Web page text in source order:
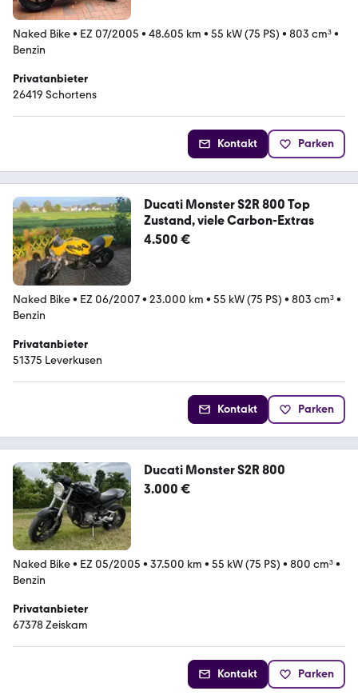
Naked Bike• EZ 07/2005 • 48.605 km • 55 kW (75 PS) • 803 cm³•
Benzin
Privatanbieter
26419 Schortens
Kontakt Parken
Ducati Monster S2R 800 Top
Zustand, viele Carbon-Extras
4.500 €
Naked Bike• EZ 06/2007• 23.000 km • 55 kW (75 PS) • 803 cm³•
Benzin
Privatanbieter
51375 Leverkusen
Kontakt Parken
Ducati Monster S2R 800
3.000 €
Naked Bike• EZ 05/2005 • 37.500 km • 55 kW (75 PS) • 800 cm³•
Benzin
Privatanbieter
67378 Zeiskam
Kontakt Parken